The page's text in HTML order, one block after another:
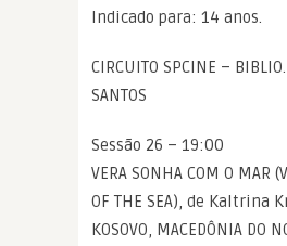
Indicado para: 14 anos.
CIRCUITO SPCINE – BIBLIO.
SANTOS
Sessão 26 – 19:00
VERA SONHA COM O MAR
OF THE SEA), de Kaltrina
KOSOVO, MACEDÔNIA DO